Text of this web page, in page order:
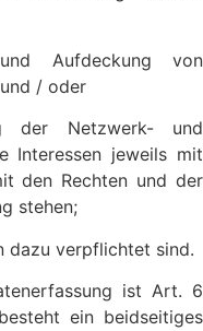
Aufdeckung von
/ oder
der Netzwerk- und
Interessen jeweils mit
den Rechten und der
stehen;
dazu verpflichtet sind.
ist Art. 6
ein beidseitiges